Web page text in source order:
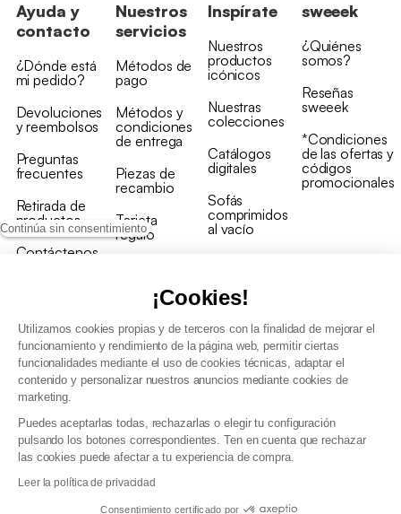
Continúa sin consentimiento
¡Cookies!
Utilizamos cookies propias y de terceros con la finalidad de mejorar el
funcionamiento y rendimiento de la página web, permitir ciertas
funcionalidades mediante el uso de cookies técnicas, adaptar el
contenido y personalizar nuestros anuncios mediante cookies de
marketing.
Puedes aceptarlas todas, rechazarlas o elegir tu configuración
pulsando los botones correspondientes. Ten en cuenta que rechazar
las cookies puede afectar a tu experiencia de compra.
Leer la política de privacidad
Consentimiento certificado por
Ayuda y
contacto
¿Dónde está
mi pedido?
Devoluciones
y reembolsos
Preguntas
frecuentes
Retirada de
productos
Contáctenos
Nuestros
servicios
Métodos de
pago
Métodos y
condiciones
de entrega
Piezas de
recambio
Tarjeta
regalo
Inspírate
Nuestros
productos
icónicos
Nuestras
colecciones
Catálogos
digitales
Sofás
comprimidos
al vacío
sweeek
¿Quiénes
somos?
Reseñas
sweeek
*Condiciones
de las ofertas y
códigos
promocionales
Política de gestión de datos personales y cookies
Condiciones generales de Venta Profesional
Declaración de accesibilidad